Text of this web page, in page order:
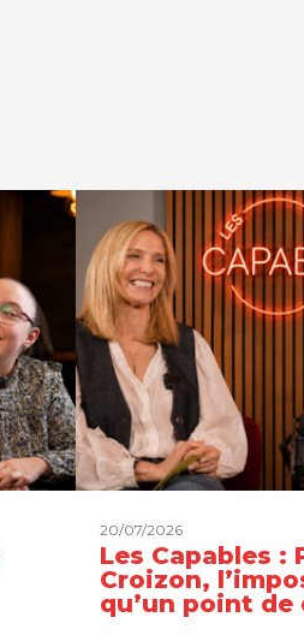
20/07/2026
Les Capables :
Croizon,
qu’un point de